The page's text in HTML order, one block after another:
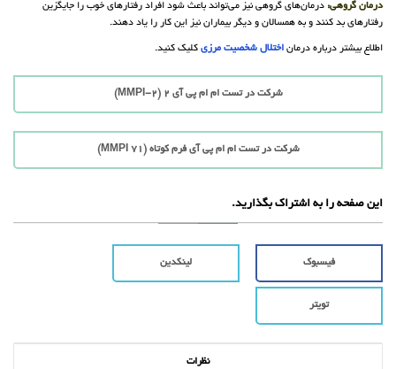
درمان گروهی: درمان‌های گروهی نیز می‌تواند باعث شود افراد رفتارهای خوب را جایگزین
رفتارهای بد کنند و به همسالان و دیگر بیماران نیز این کار را یاد دهند.
اطلاع بیشتر درباره درمان اختلال شخصیت مرزی کلیک کنید.
شرکت در تست ام ام پی آی 2 (MMPI-2)
شرکت در تست ام ام پی آی فرم کوتاه (71 MMPI)
این صفحه را به اشتراک بگذارید.
فیسبوک لینکدین
تویتر
نظرات